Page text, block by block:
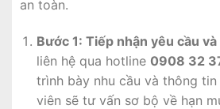
an toàn.
Bước 1: Tiếp nhận yêu cầu
liên hệ qua hotline 0908 32
trình bày nhu cầu và thông tin
viên sẽ tư vấn sơ bộ về hạn